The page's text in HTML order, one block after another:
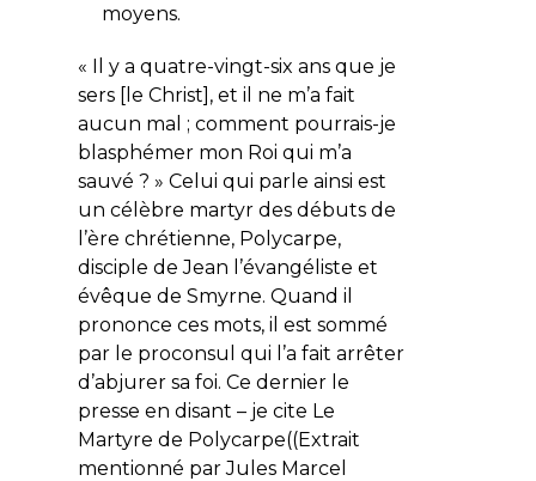
moyens.
« Il y a quatre-vingt-six ans que je
sers [le Christ], et il ne m’a fait
aucun mal ; comment pourrais-je
blasphémer mon Roi qui m’a
sauvé ? » Celui qui parle ainsi est
un célèbre martyr des débuts de
l’ère chrétienne, Polycarpe,
disciple de Jean l’évangéliste et
évêque de Smyrne. Quand il
prononce ces mots, il est sommé
par le proconsul qui l’a fait arrêter
d’abjurer sa foi. Ce dernier le
presse en disant – je cite Le
Martyre de Polycarpe((Extrait
mentionné par Jules Marcel